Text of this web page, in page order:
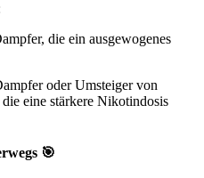
die ein ausgewogenes
oder Umsteiger von
eine stärkere Nikotindosis
🎯